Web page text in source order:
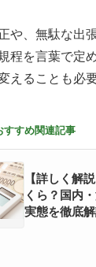
や、無駄な出
程を言葉で定
えることも必要
すめ関連記事
【詳しく解
くら？国内
実態を徹底